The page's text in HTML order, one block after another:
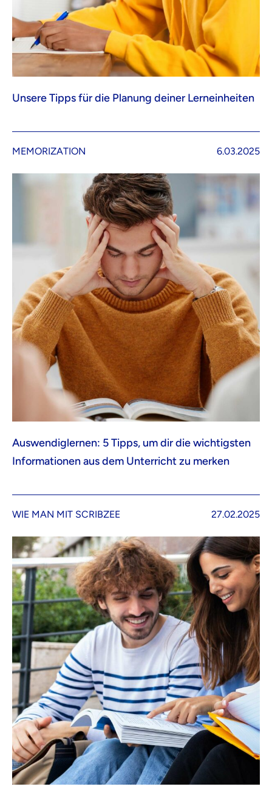
Unsere Tipps für die Planung deiner Lerneinheiten
MEMORIZATION 6.03.2025
Auswendiglernen: 5 Tipps, um dir die wichtigsten
Informationen aus dem Unterricht zu merken
WIE MAN MIT SCRIBZEE 27.02.2025